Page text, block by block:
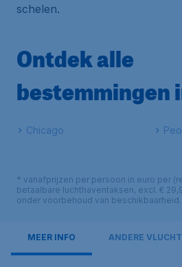
schelen.
Ontdek alle
bestemmingen
Chicago
* vanafprijzen per persoon in euro per
betaalbare luchthaventaksen, excl. €
onder voorbehoud van beschikbaarheid.
MEER INFO ANDERE